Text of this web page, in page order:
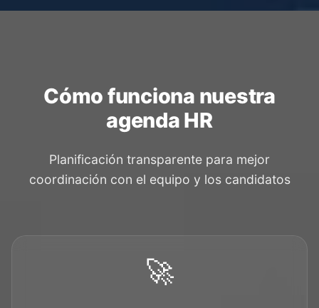
Cómo funciona nuestra
agenda HR
Planificación transparente para mejor
coordinación con el equipo y los candidatos
🚀